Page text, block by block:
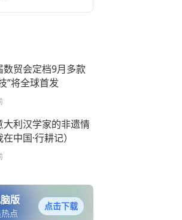
数贸会定档9月多款
”将全球首发
大利汉学家的非遗情
中国·行耕记）
版
点
点击下载